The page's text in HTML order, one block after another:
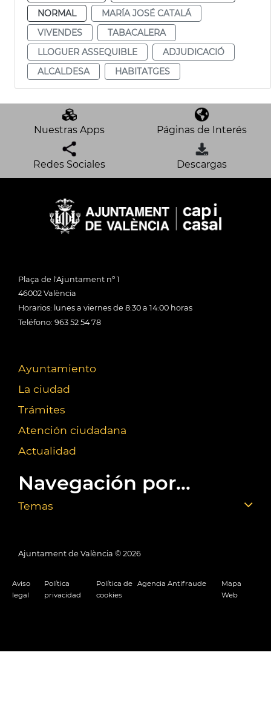
NORMAL
MARÍA JOSÉ CATALÁ
VIVENDES
TABACALERA
LLOGUER ASSEQUIBLE
ADJUDICACIÓ
ALCALDESA
HABITATGES
Nuestras Apps Páginas de Interés
Redes Sociales Descargas
Plaça de l'Ajuntament nº 1
46002 València
Horarios: lunes a viernes de 8:30 a 14:00 horas
Teléfono: 963 52 54 78
Ayuntamiento
La ciudad
Trámites
Atención ciudadana
Actualidad
Navegación por...
Temas
Ajuntament de València © 2026
Aviso
legal
Política
privacidad
Política de
cookies
Agencia Antifraude
Mapa
Web